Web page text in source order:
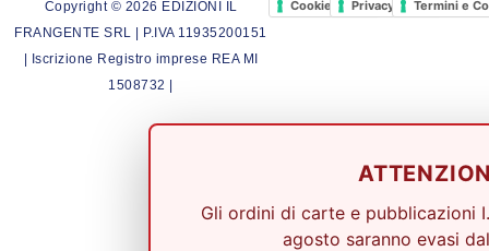
Copyright © 2026 EDIZIONI IL
FRANGENTE SRL | P.IVA 11935200151
| Iscrizione Registro imprese REA MI
1508732 |
Cookie PolicyPrivacy PolicyTermini e
Gli ordini di carte e pubblicazioni
agosto saranno evasi